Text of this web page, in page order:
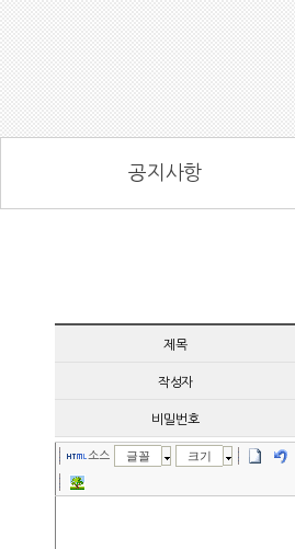
공지사항
제목
작성자
비밀번호
소스 글꼴 크기